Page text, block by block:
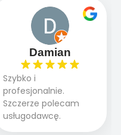
Damian
Szybko i
profesjonalnie.
Szczerze polecam
usługodawcę.